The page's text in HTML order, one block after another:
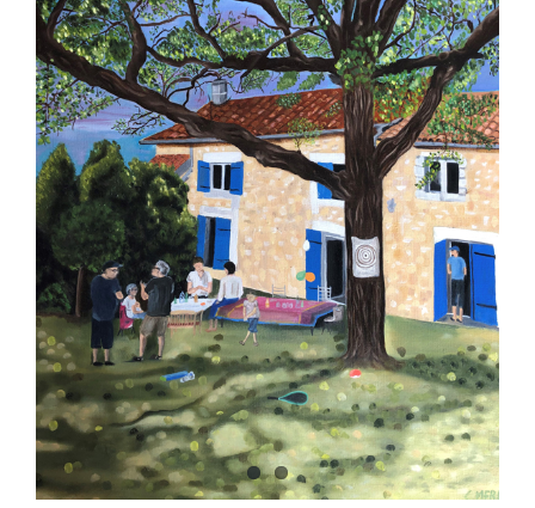
Image